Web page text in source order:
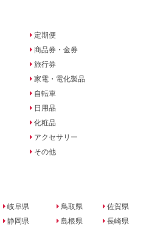
定期便
商品券・金券
旅行券
家電・電化製品
自転車
日用品
化粧品
アクセサリー
その他
岐阜県
静岡県
鳥取県
島根県
佐賀県
長崎県